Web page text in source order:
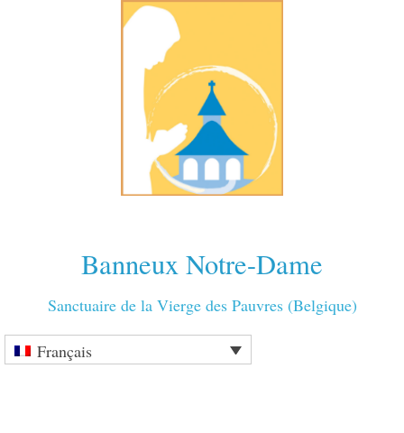
Banneux Notre-Dame
Sanctuaire de la Vierge des Pauvres (Belgique)
Français